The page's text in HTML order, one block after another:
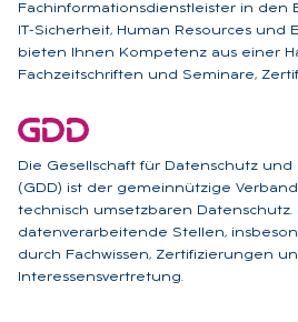
Fachinformationsdienstleister in den
IT-Sicherheit, Human Resources und
bieten Ihnen Kompetenz aus einer
Fachzeitschriften und Seminare,
Die Gesellschaft für Datenschutz und
(GDD) ist der gemeinnützige
technisch umsetzbaren
datenverarbeitende Stellen,
durch Fachwissen, Zertifizierungen
Interessensvertretung.